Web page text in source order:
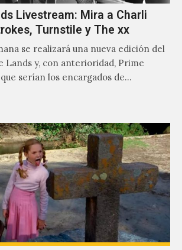
Livestream: Mira a Charli
Turnstile y The xx
se realizará una nueva edición del
Lands y, con anterioridad, Prime
serían los encargados de